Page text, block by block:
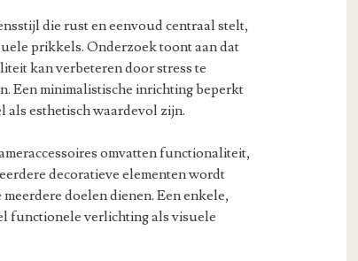
die rust en eenvoud centraal stelt,
prikkels. Onderzoek toont aan dat
kan verbeteren door stress te
Een minimalistische inrichting beperkt
als esthetisch waardevol zijn.
omvatten functionaliteit,
decoratieve elementen wordt
doelen dienen. Een enkele,
functionele verlichting als visuele